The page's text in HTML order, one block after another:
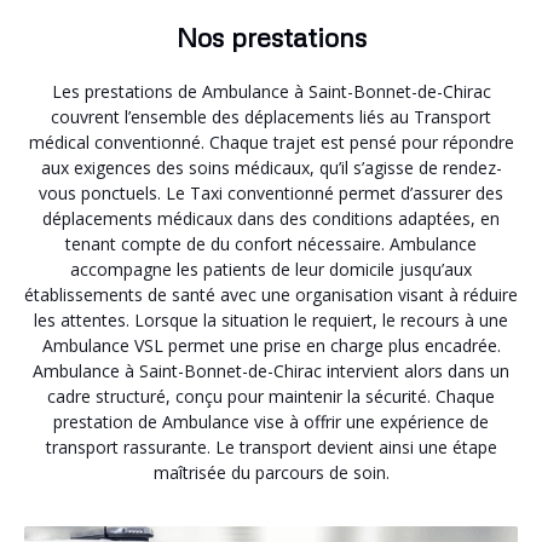
Nos prestations
Les prestations de Ambulance à Saint-Bonnet-de-Chirac
couvrent l’ensemble des déplacements liés au Transport
médical conventionné. Chaque trajet est pensé pour répondre
aux exigences des soins médicaux, qu’il s’agisse de rendez-
vous ponctuels. Le Taxi conventionné permet d’assurer des
déplacements médicaux dans des conditions adaptées, en
tenant compte de du confort nécessaire. Ambulance
accompagne les patients de leur domicile jusqu’aux
établissements de santé avec une organisation visant à réduire
les attentes. Lorsque la situation le requiert, le recours à une
Ambulance VSL permet une prise en charge plus encadrée.
Ambulance à Saint-Bonnet-de-Chirac intervient alors dans un
cadre structuré, conçu pour maintenir la sécurité. Chaque
prestation de Ambulance vise à offrir une expérience de
transport rassurante. Le transport devient ainsi une étape
maîtrisée du parcours de soin.